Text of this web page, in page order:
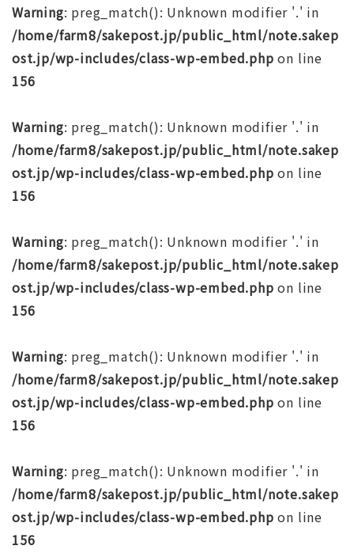
Warning: preg_match(): Unknown modifier '.' in
/home/farm8/sakepost.jp/public_html/note.sakep
ost.jp/wp-includes/class-wp-embed.php on line
156
Warning: preg_match(): Unknown modifier '.' in
/home/farm8/sakepost.jp/public_html/note.sakep
ost.jp/wp-includes/class-wp-embed.php on line
156
Warning: preg_match(): Unknown modifier '.' in
/home/farm8/sakepost.jp/public_html/note.sakep
ost.jp/wp-includes/class-wp-embed.php on line
156
Warning: preg_match(): Unknown modifier '.' in
/home/farm8/sakepost.jp/public_html/note.sakep
ost.jp/wp-includes/class-wp-embed.php on line
156
Warning: preg_match(): Unknown modifier '.' in
/home/farm8/sakepost.jp/public_html/note.sakep
ost.jp/wp-includes/class-wp-embed.php on line
156